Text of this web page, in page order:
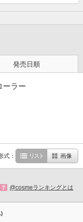
発売日順
ーラー
式： リスト 画像
? @cosmeランキングとは